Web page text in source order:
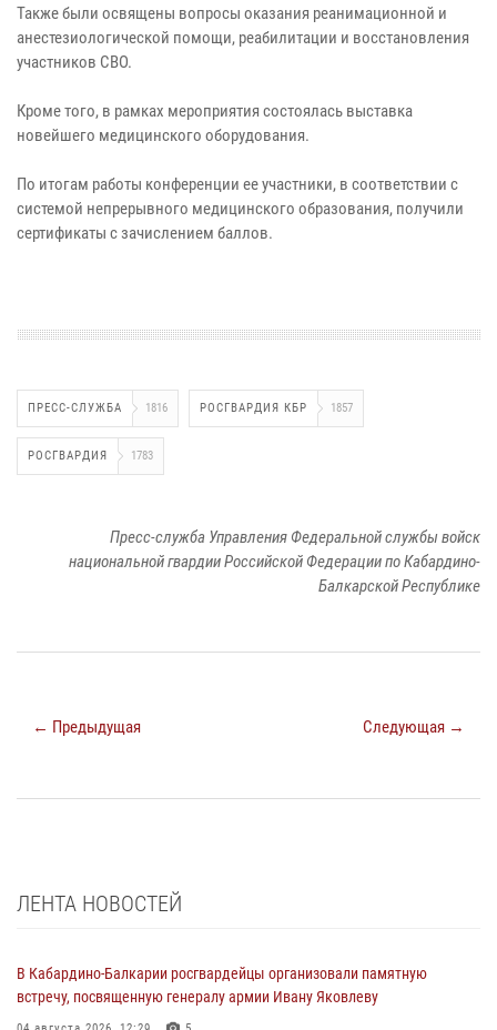
Также были освящены вопросы оказания реанимационной и
анестезиологической помощи, реабилитации и восстановления
участников СВО.
Кроме того, в рамках мероприятия состоялась выставка
новейшего медицинского оборудования.
По итогам работы конференции ее участники, в соответствии с
системой непрерывного медицинского образования, получили
сертификаты с зачислением баллов.
ПРЕСС-СЛУЖБА 1816 РОСГВАРДИЯ КБР 1857
РОСГВАРДИЯ 1783
Пресс-служба Управления Федеральной службы войск
национальной гвардии Российской Федерации по Кабардино-
Балкарской Республике
← Предыдущая Следующая →
ЛЕНТА НОВОСТЕЙ
В Кабардино-Балкарии росгвардейцы организовали памятную
встречу, посвященную генералу армии Ивану Яковлеву